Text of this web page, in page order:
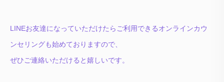
LINEお友達になっていただけたらご利用できるオンラインカウ
ンセリングも始めておりますので、
ぜひご連絡いただけると嬉しいです。